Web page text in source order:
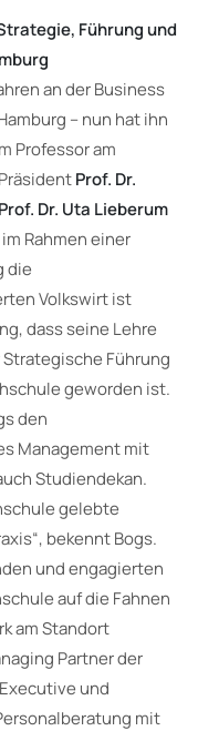
Führung und
an der Business
– nun hat ihn
Professor am
Prof. Dr.
Prof. Dr. Uta Lieberum
Rahmen einer
die
Volkswirt ist
dass seine Lehre
Führung
geworden ist.
den
Management mit
Studiendekan.
gelebte
bekennt Bogs.
und engagierten
auf die Fahnen
am Standort
Partner der
und
mit